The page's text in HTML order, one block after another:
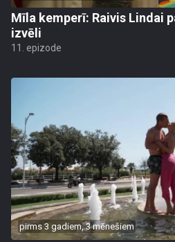
Mīla kemperī: Raivis Lindai
izvēli
11. epizode
pirms 3 gadiem, 3 mēnešiem